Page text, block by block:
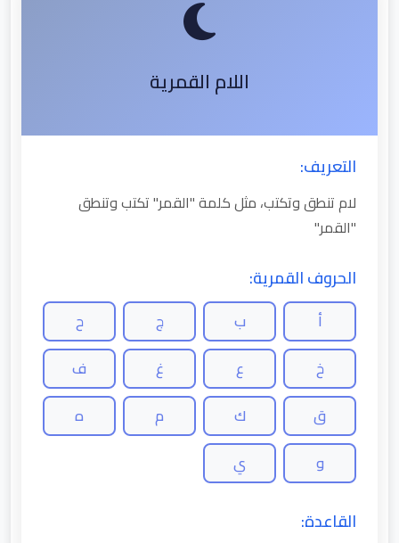
اللام القمرية
التعريف:
لام تنطق وتكتب، مثل كلمة "القمر" تكتب وتنطق
"القمر"
الحروف القمرية:
أ ب ج
ح
خ
ع غ
ف
ق
ك م
ه
و
ي
القاعدة: